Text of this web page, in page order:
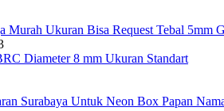
Murah Ukuran Bisa Request Tebal 5mm
Diameter 8 mm Ukuran Standart
Surabaya Untuk Neon Box Papan